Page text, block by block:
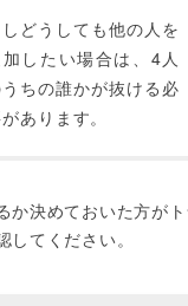
しどうしても他の人を
したい場合は、4人
ちの誰かが抜ける必
あります。
か決めておいた方が
てください。